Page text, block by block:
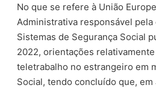
No que se refere à União
Administrativa responsável pela
Sistemas de Segurança Social
2022, orientações
teletrabalho no estrangeiro em
Social, tendo concluído que, em